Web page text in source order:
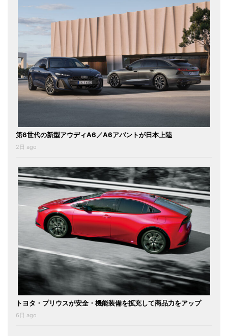
第6世代の新型アウディA6／A6アバントが日本上陸
2日 ago
トヨタ・プリウスが安全・機能装備を拡充して商品力をアップ
6日 ago